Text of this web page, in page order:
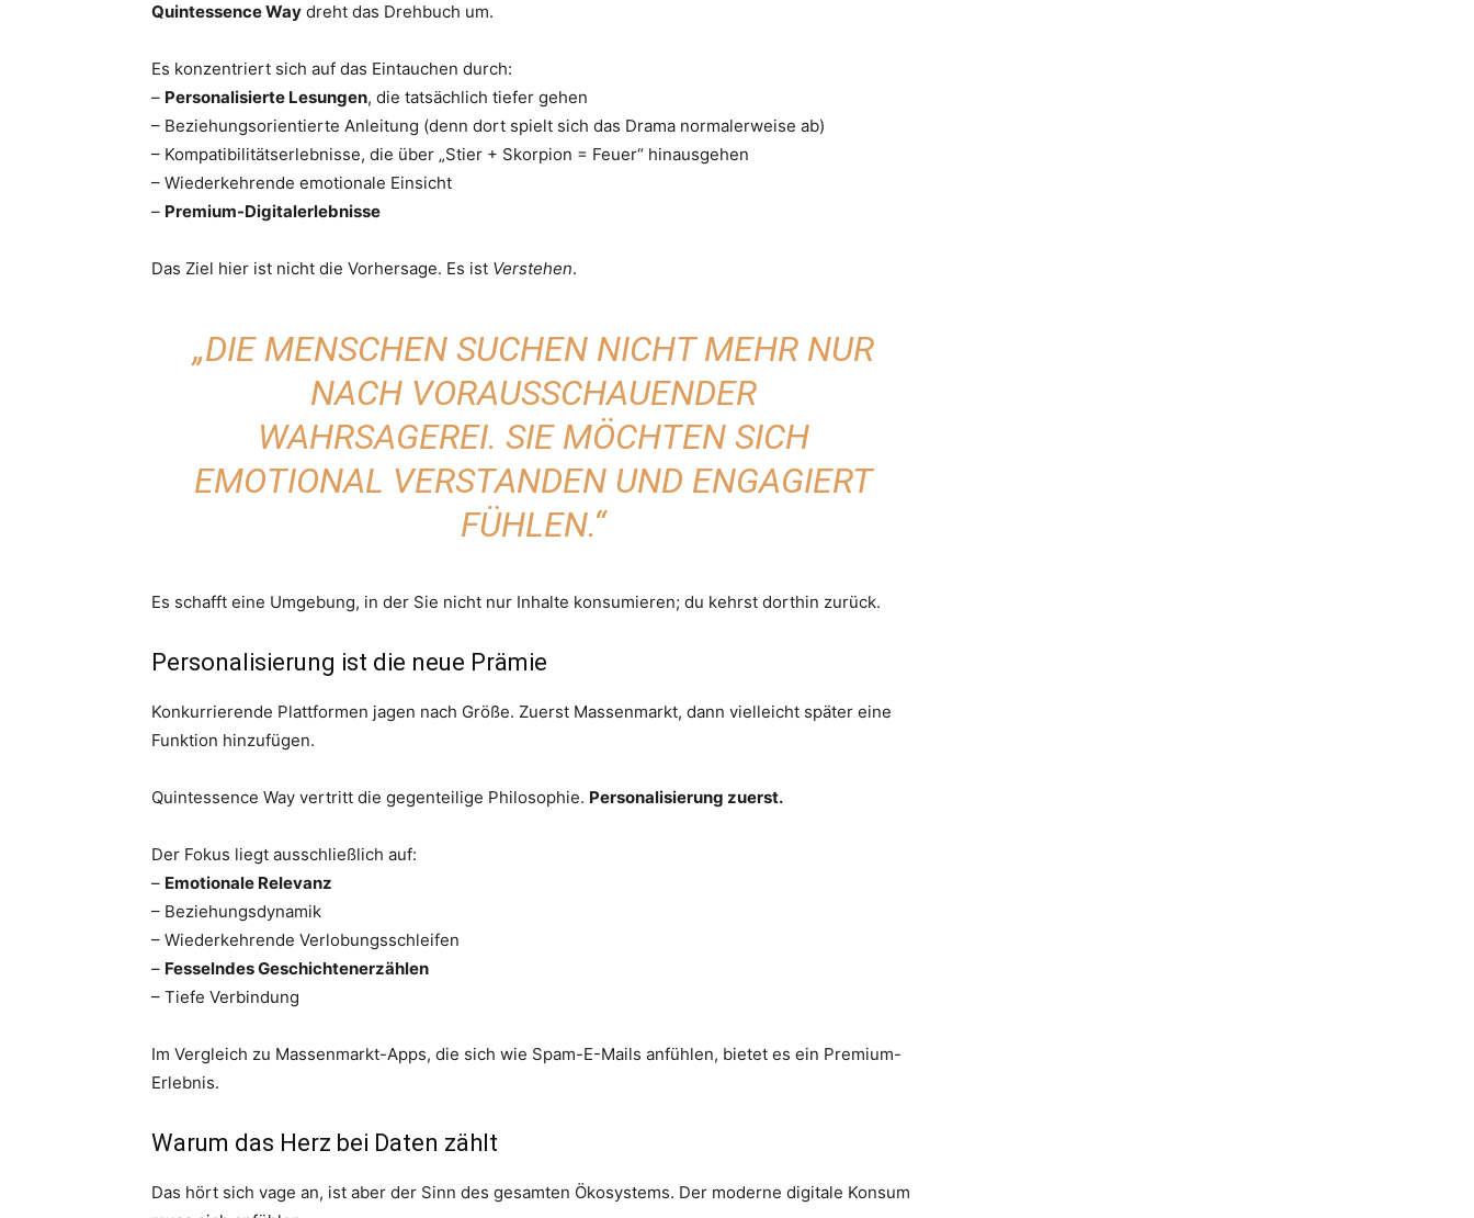
Quintessence Way dreht das Drehbuch um.
Es konzentriert sich auf das Eintauchen durch:
– Personalisierte Lesungen, die tatsächlich tiefer gehen
– Beziehungsorientierte Anleitung (denn dort spielt sich das Drama normalerweise ab)
– Kompatibilitätserlebnisse, die über „Stier + Skorpion = Feuer“ hinausgehen
– Wiederkehrende emotionale Einsicht
– Premium-Digitalerlebnisse
Das Ziel hier ist nicht die Vorhersage. Es ist Verstehen.
„DIE MENSCHEN SUCHEN NICHT MEHR NUR
NACH VORAUSSCHAUENDER
WAHRSAGEREI. SIE MÖCHTEN SICH
EMOTIONAL VERSTANDEN UND ENGAGIERT
FÜHLEN.“
Es schafft eine Umgebung, in der Sie nicht nur Inhalte konsumieren; du kehrst dorthin zurück.
Personalisierung ist die neue Prämie
Konkurrierende Plattformen jagen nach Größe. Zuerst Massenmarkt, dann vielleicht später eine
Funktion hinzufügen.
Quintessence Way vertritt die gegenteilige Philosophie. Personalisierung zuerst.
Der Fokus liegt ausschließlich auf:
– Emotionale Relevanz
– Beziehungsdynamik
– Wiederkehrende Verlobungsschleifen
– Fesselndes Geschichtenerzählen
– Tiefe Verbindung
Im Vergleich zu Massenmarkt-Apps, die sich wie Spam-E-Mails anfühlen, bietet es ein Premium-
Erlebnis.
Warum das Herz bei Daten zählt
Das hört sich vage an, ist aber der Sinn des gesamten Ökosystems. Der moderne digitale Konsum